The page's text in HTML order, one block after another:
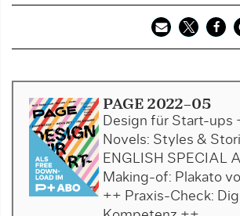
PAGE 2022-05
Design für Start-ups
Novels: Styles &
ENGLISH SPECIAL
Making-of: Plakato
++ Praxis-Check: